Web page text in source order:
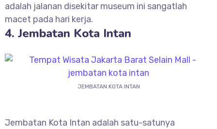
adalah jalanan disekitar museum ini sangatlah
macet pada hari kerja.
4. Jembatan Kota Intan
JEMBATAN KOTA INTAN
Jembatan Kota Intan adalah satu-satunya